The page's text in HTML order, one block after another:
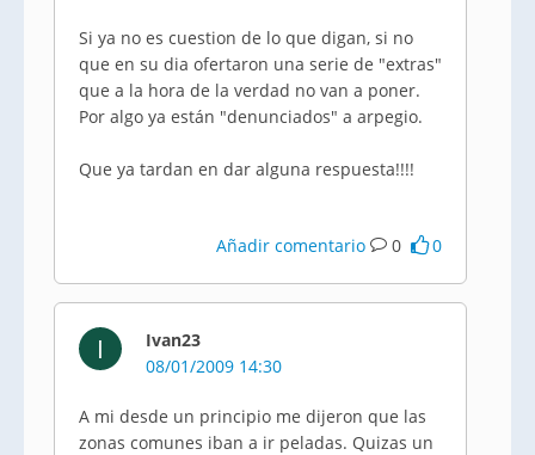
Si ya no es cuestion de lo que digan, si no
que en su dia ofertaron una serie de "extras"
que a la hora de la verdad no van a poner.
Por algo ya están "denunciados" a arpegio.
Que ya tardan en dar alguna respuesta!!!!
Añadir comentario 0 0
I
Ivan23
08/01/2009 14:30
A mi desde un principio me dijeron que las
zonas comunes iban a ir peladas. Quizas un